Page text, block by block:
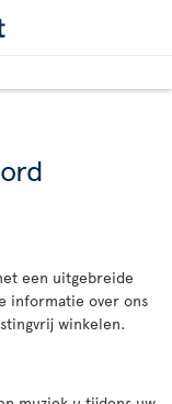
een uitgebreide
informatie over ons
winkelen.